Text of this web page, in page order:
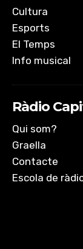
Cultura
Esports
El Temps
Info musical
Ràdio
Qui som?
Graella
Contacte
Escola de